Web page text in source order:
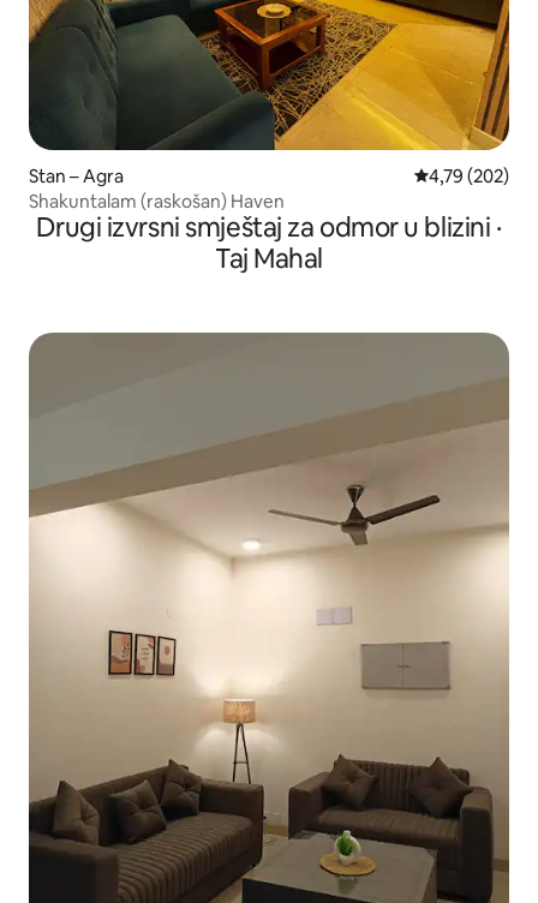
Stan – Agra Prosječna
4,79 (202)
Shakuntalam (raskošan) Haven
Drugi izvrsni smještaj za odmor u blizini ·
Taj Mahal